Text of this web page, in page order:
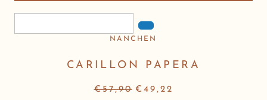
NANCHEN
CARILLON PAPERA
€57,90 €49,22